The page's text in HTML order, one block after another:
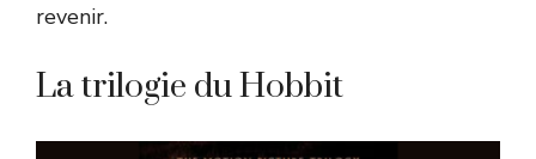
revenir.
La trilogie du Hobbit